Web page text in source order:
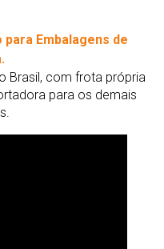
Embalagens de
Brasil, com frota própria
para os demais